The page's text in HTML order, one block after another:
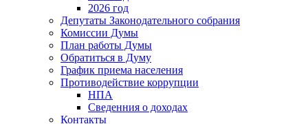
2026 год
Депутаты Законодательного собрания
Комиссии Думы
План работы Думы
Обратиться в Думу
График приема населения
Противодействие коррупции
НПА
Сведенния о доходах
Контакты